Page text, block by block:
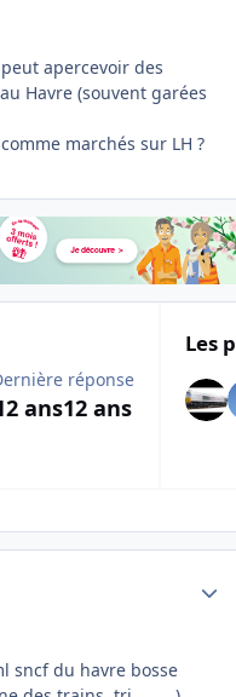
apercevoir des
Havre (souvent garées
marchés sur LH ?
réponse
ans12 ans
Les
topic overview
sncf du havre bosse